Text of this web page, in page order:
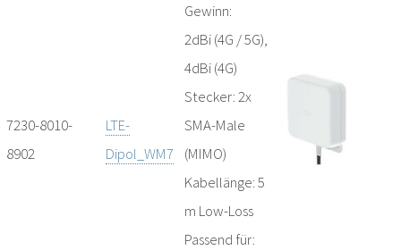
7230-8010-
8902
LTE-
Dipol_WM7
Gewinn:
2dBi (4G / 5G),
4dBi (4G)
Stecker: 2x
SMA-Male
(MIMO)
Kabellänge: 5
m Low-Loss
Passend für: